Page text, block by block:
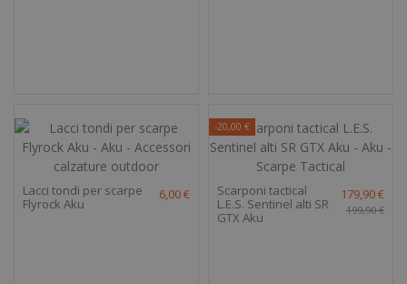
Lacci tondi per scarpe
Flyrock Aku
6,00 €
-20,00 €
Scarponi tactical
L.E.S. Sentinel alti SR
GTX Aku
179,90 €
199,90 €